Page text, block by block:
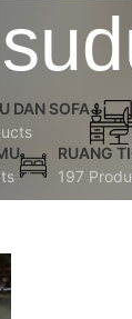
DAN SOFA
RUANG
197